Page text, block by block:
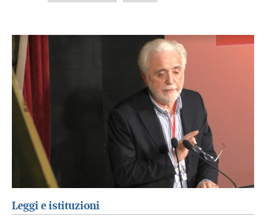
Leggi e istituzioni